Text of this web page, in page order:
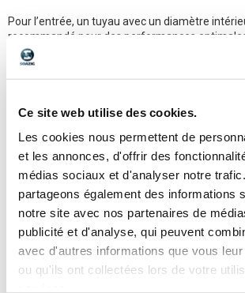
Ce site web utilise des cookies.
Les cookies nous permettent de
et les annonces, d'offrir des
médias sociaux et d'analyser notre
partageons également des informations
notre site avec nos partenaires de
publicité et d'analyse, qui peuvent
avec d'autres informations que vous
ou qu'ils ont collectées lors de votre
Pour l’entrée, un tuyau avec un diamètre
recommandé pour des performances
S’utilise pour l’eau claire sans débris.
toutes les batteries M18™MILWAUKEE®